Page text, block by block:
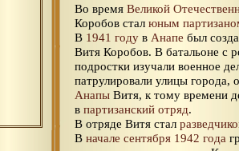
Во время Великой
Коробов стал юным
В 1941 году в Анапе был
Витя Коробов. В батальоне с
подростки изучали военное
патрулировали улицы города,
Анапы Витя, к тому времени
в партизанский отряд.
В отряде Витя стал
В начале сентября 1942 года